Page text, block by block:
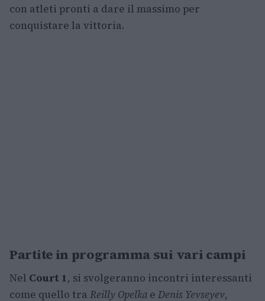
con atleti pronti a dare il massimo per
conquistare la vittoria.
Partite in programma sui vari campi
Nel Court 1, si svolgeranno incontri interessanti
come quello tra Reilly Opelka e Denis Yevseyev,